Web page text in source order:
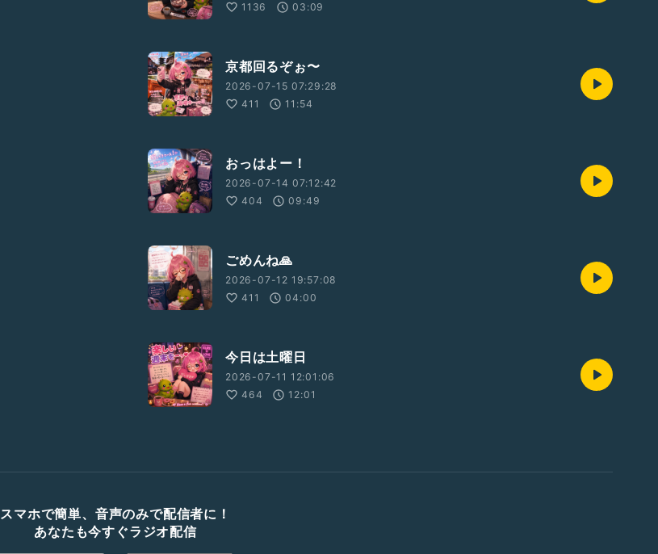
1136
03:09
京都回るぞぉ〜
2026-07-15 07:29:28
411
11:54
おっはよー！
2026-07-14 07:12:42
404
09:49
ごめんね🙏
2026-07-12 19:57:08
411
04:00
今日は土曜日
2026-07-11 12:01:06
464
12:01
スマホで簡単、音声のみで配信者に！
あなたも今すぐラジオ配信